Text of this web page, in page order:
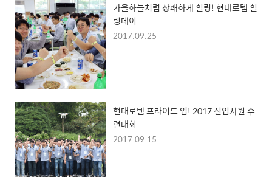
가을하늘처럼 상쾌하게 힐링! 현대로템 힐
링데이
2017.09.25
현대로템 프라이드 업! 2017 신입사원 수
련대회
2017.09.15